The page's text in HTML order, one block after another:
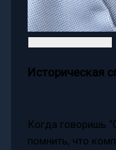
Историческая
Когда говоришь
помнить, что